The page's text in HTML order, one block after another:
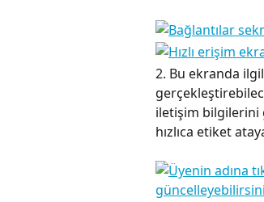
2. Bu ekranda
iletişim bilgilerini
hızlıca etiket